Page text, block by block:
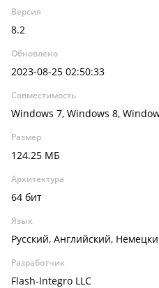
Версия
8.2
Обновлено
2023-08-25 02:50:33
Совместимость
Windows 7, Windows 8,
Размер
124.25 МБ
Архитектура
64 бит
Язык
Русский, Английский,
Разработчик
Flash-Integro LLC